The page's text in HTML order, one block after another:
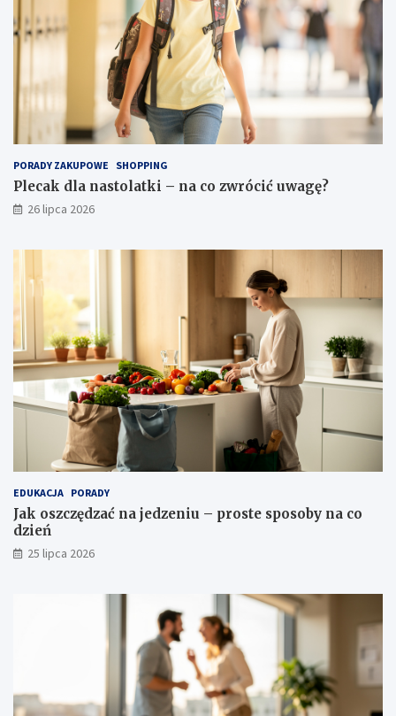
PORADY ZAKUPOWE SHOPPING
Plecak dla nastolatki – na co zwrócić uwagę?
26 lipca 2026
EDUKACJA PORADY
Jak oszczędzać na jedzeniu – proste sposoby na co
dzień
25 lipca 2026